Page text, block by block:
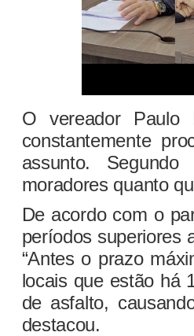
O vereador Paulo
constantemente
assunto.
moradores quanto
De acordo com o
períodos superiores
“Antes o prazo
locais que estão há
de asfalto,
destacou.